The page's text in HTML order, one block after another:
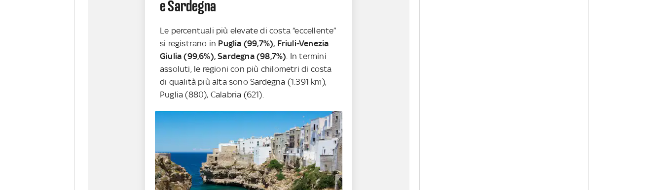
e Sardegna
Le percentuali più elevate di costa “eccellente”
si registrano in Puglia (99,7%), Friuli-Venezia
Giulia (99,6%), Sardegna (98,7%). In termini
assoluti, le regioni con più chilometri di costa
di qualità più alta sono Sardegna (1.391 km),
Puglia (880), Calabria (621).